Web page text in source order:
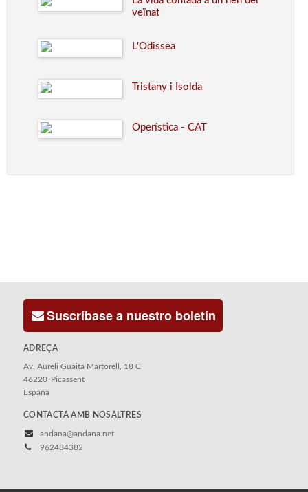
veïnat
L'Odissea
Tristany i Isolda
Operística - CAT
Suscríbase a nuestro boletín
ADREÇA
Av. Aureli Guaita Martorell, 18 C
46220 Picassent
España
CONTACTA AMB NOSALTRES
andana@andana.net
962484382